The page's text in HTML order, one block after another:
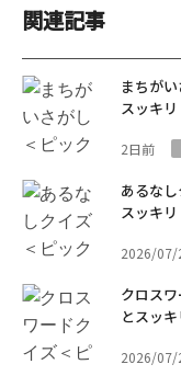
関連記事
まちが
スッキリ
2日前
あるな
スッキリ
2026/07/
クロス
とスッ
2026/07/